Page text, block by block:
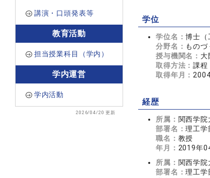
講演・口頭発表等
教育活動
担当授業科目（学内）
学内運営
学内活動
2026/04/20 更新
学位
学位名：博士（
分野名： もの
授与機関名： 大
取得方法：課程
取得年月：
経歴
所属： 関西学院
部署名：理工学
職名： 教授
年月： 2019年
所属： 関西学院
部署名：理工学